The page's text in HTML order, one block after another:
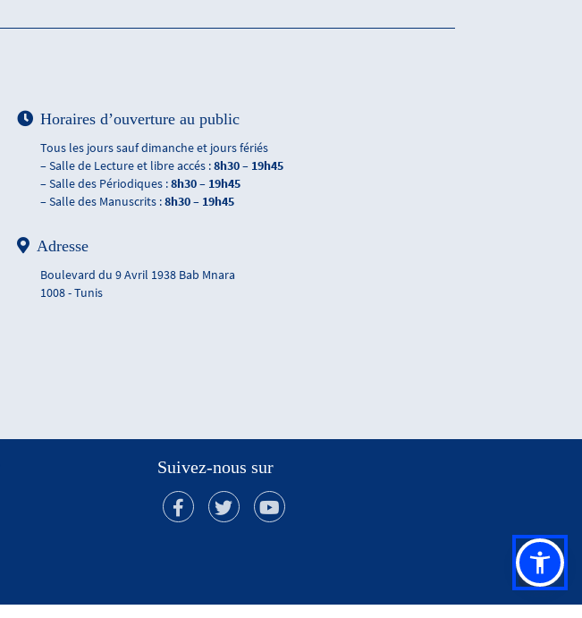
Horaires d’ouverture au public
Tous les jours sauf dimanche et jours fériés
– Salle de Lecture et libre accés :8h30 – 19h45
– Salle des Périodiques :8h30 – 19h45
– Salle des Manuscrits :8h30 – 19h45
Adresse
Boulevard du 9 Avril 1938 Bab Mnara
1008 - Tunis
Suivez-nous sur